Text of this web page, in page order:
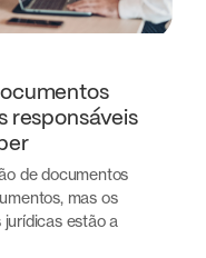
responsáveis
de documentos
mas os
estão a